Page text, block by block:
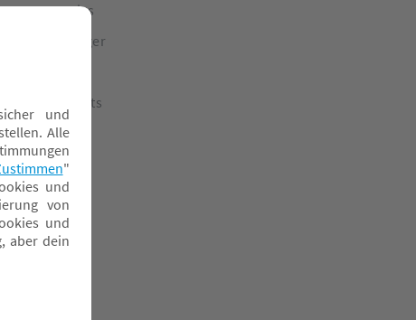
ASOBU Besties
ASS Altenburger
authenticsports
Avionaut
AVOVA
BabyGlück
babyGO